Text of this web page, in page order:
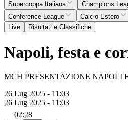
Supercoppa Italiana
Champions
Conference League
Calcio Estero
Live
Risultati e Classifiche
Napoli, festa e
MCH PRESENTAZIONE NAPOLI
26 Lug 2025 - 11:03
26 Lug 2025 - 11:03
02:28